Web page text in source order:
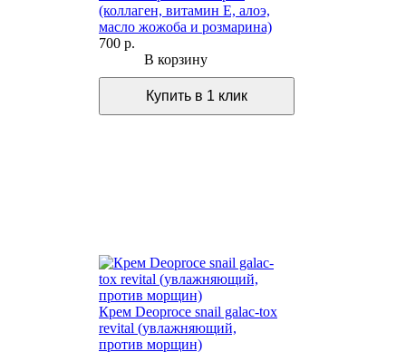
(коллаген, витамин Е, алоэ,
масло жожоба и розмарина)
700 р.
В корзину
Крем Deoproce snail galac-tox
revital (увлажняющий,
против морщин)